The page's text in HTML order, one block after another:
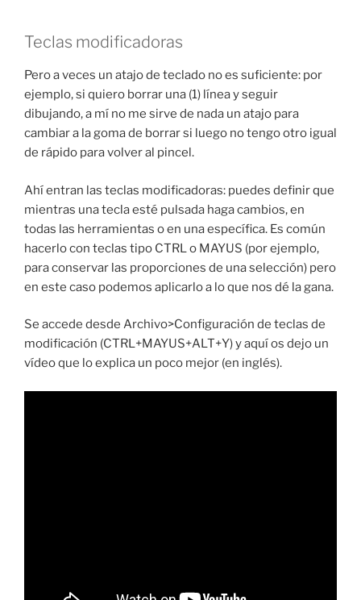
Teclas modificadoras
Pero a veces un atajo de teclado no es suficiente: por
ejemplo, si quiero borrar una (1) línea y seguir
dibujando, a mí no me sirve de nada un atajo para
cambiar a la goma de borrar si luego no tengo otro igual
de rápido para volver al pincel.
Ahí entran las teclas modificadoras: puedes definir que
mientras una tecla esté pulsada haga cambios, en
todas las herramientas o en una específica. Es común
hacerlo con teclas tipo CTRL o MAYUS (por ejemplo,
para conservar las proporciones de una selección) pero
en este caso podemos aplicarlo a lo que nos dé la gana.
Se accede desde Archivo>Configuración de teclas de
modificación (CTRL+MAYUS+ALT+Y) y aquí os dejo un
vídeo que lo explica un poco mejor (en inglés).